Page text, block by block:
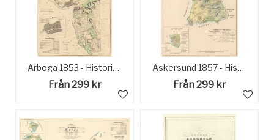
Arboga 1853 - Historisk Karta
Från 299 kr
Askersund 1857 - Historisk Karta
Från 299 kr